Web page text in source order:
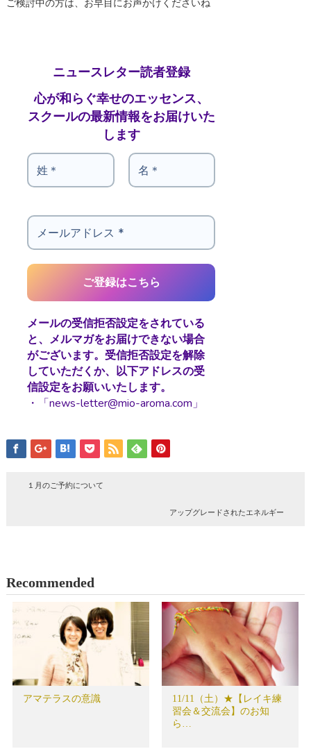
ご検討中の方は、お早目にお声かけくださいね
ニュースレター読者登録
心が和らぐ幸せのエッセンス、
スクールの最新情報をお届けいた
します
メールの受信拒否設定をされている
と、メルマガをお届けできない場合
がございます。受信拒否設定を解除
していただくか、以下アドレスの受
信設定をお願いいたします。
・「news-letter@mio-aroma.com」
１月のご予約について
アップグレードされたエネルギー
Recommended
アマテラスの意識
11/11（土）★【レイキ練
習会＆交流会】のお知
ら…